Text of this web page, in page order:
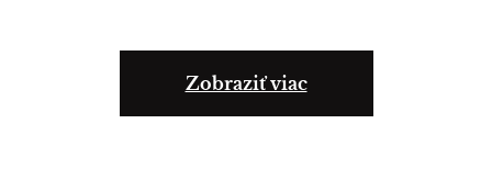
Zobraziť viac